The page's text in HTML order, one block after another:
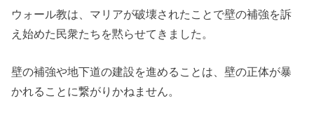
ウォール教は、マリアが破壊されたことで壁の補強を訴
え始めた民衆たちを黙らせてきました。
壁の補強や地下道の建設を進めることは、壁の正体が暴
かれることに繋がりかねません。